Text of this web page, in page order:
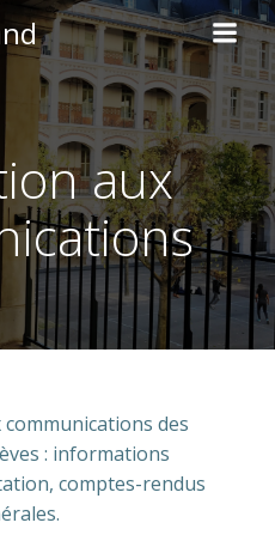
Aller
au
contenu
aux
des
: informations
comptes-rendus